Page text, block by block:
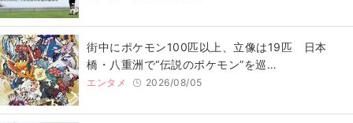
街中にポケモン100匹以上、立像は19匹 日本
橋・八重洲で“伝説のポケモン”を巡…
エンタメ 2026/08/05